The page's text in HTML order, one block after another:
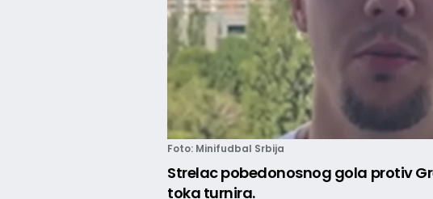
Foto: Minifudbal Srbija
Strelac pobedonosnog gola protiv
toka turnira.